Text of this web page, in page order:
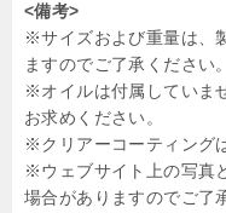
<備考>
※サイズおよび重量は、
ますのでご了承ください。
※オイルは付属していま
お求めください。
※クリアーコーティング
※ウェブサイト上の写真
場合がありますのでご了